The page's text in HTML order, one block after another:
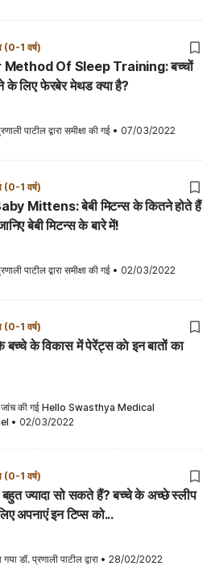
(0-1 वर्ष)
Method Of Sleep Training: बच्चों
के लिए फेरबेर मेथड क्या है?
पाटील द्वारा समीक्षा की गई • 07/03/2022
(0-1 वर्ष)
Mittens: बेबी मिटन्स के कितने होते हैं
बेबी मिटन्स के बारे में!
पाटील द्वारा समीक्षा की गई • 02/03/2022
(0-1 वर्ष)
के विकास में पेरेंट्स काे इन बातों का
की गई Hello Swasthya Medical
• 02/03/2022
(0-1 वर्ष)
बहुत ज्यादा सो सकते हैं? बच्चे के अच्छे स्लीप
अपनाएं इन टिप्स को...
गया डॉ. प्रणाली पाटील द्वारा • 28/02/2022